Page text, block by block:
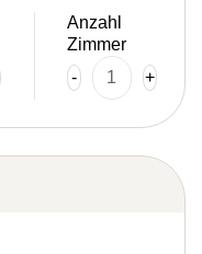
Anzahl
Zimmer
-
+